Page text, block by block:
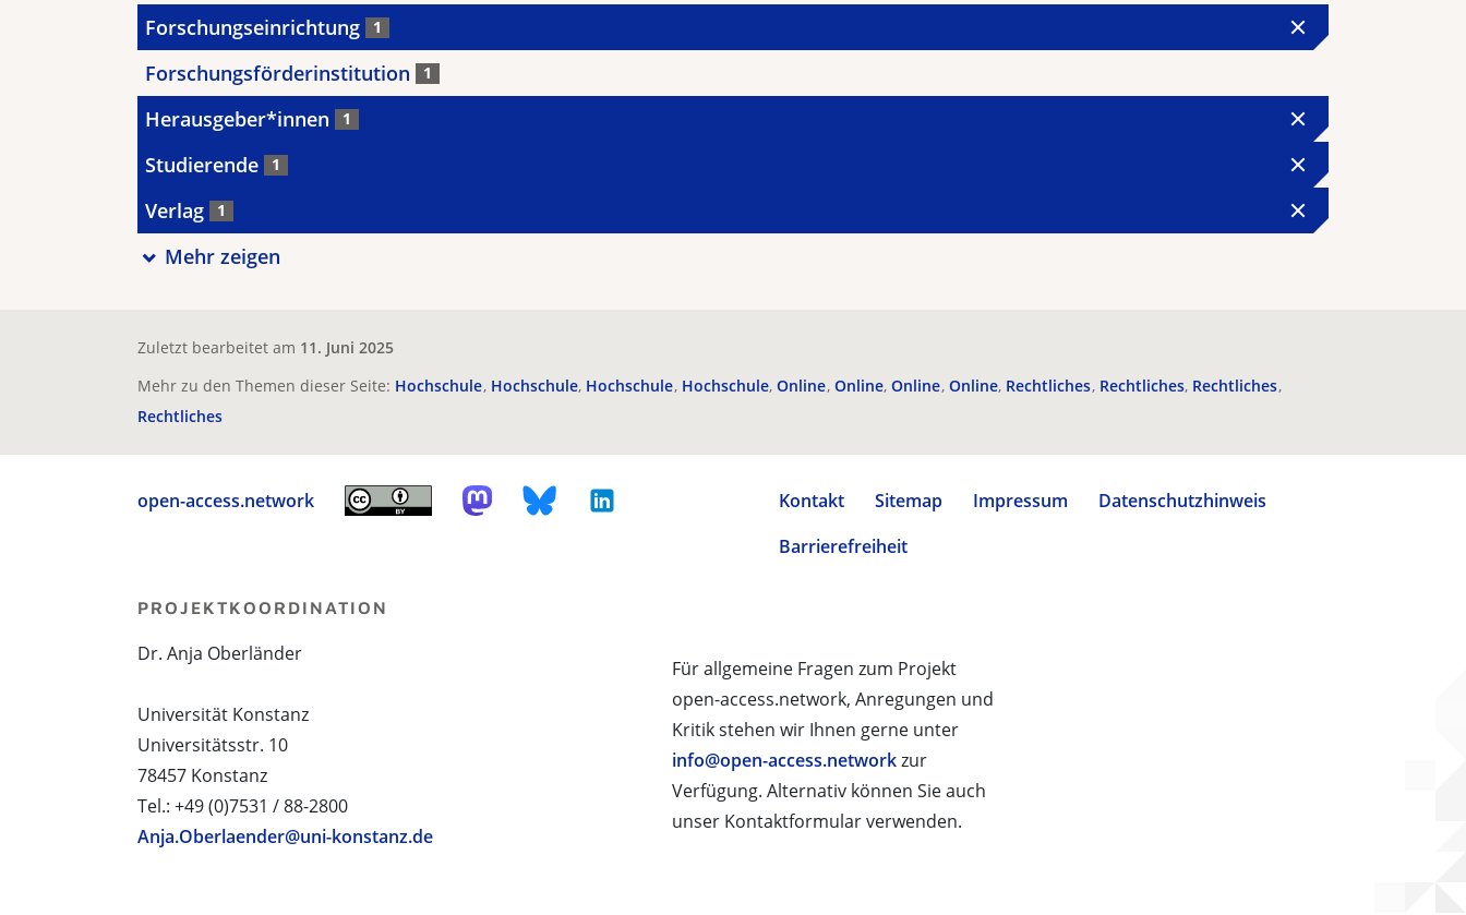
Forschungseinrichtung 1
Forschungsförderinstitution 1
Herausgeber*innen 1
Studierende 1
Verlag 1
Mehr zeigen
Zuletzt bearbeitet am 11. Juni 2025
Mehr zu den Themen dieser Seite: Hochschule Hochschule Hochschule Hochschule Online Online Online Online Rechtliches Rechtliches Rechtliches
Rechtliches
open-access.network Kontakt Sitemap Impressum
Datenschutzhinweis
Barrierefreiheit
Für allgemeine Fragen zum Projekt
open-access.network, Anregungen und
Kritik stehen wir Ihnen gerne unter
info@open-access.networkzur
Verfügung. Alternativ können Sie auch
unser Kontaktformular verwenden.
PROJEKTKOORDINATION
Dr. Anja Oberländer
Universität Konstanz
Universitätsstr. 10
78457 Konstanz
Tel.: +49 (0)7531 / 88-2800
Anja.Oberlaender@uni-konstanz.de